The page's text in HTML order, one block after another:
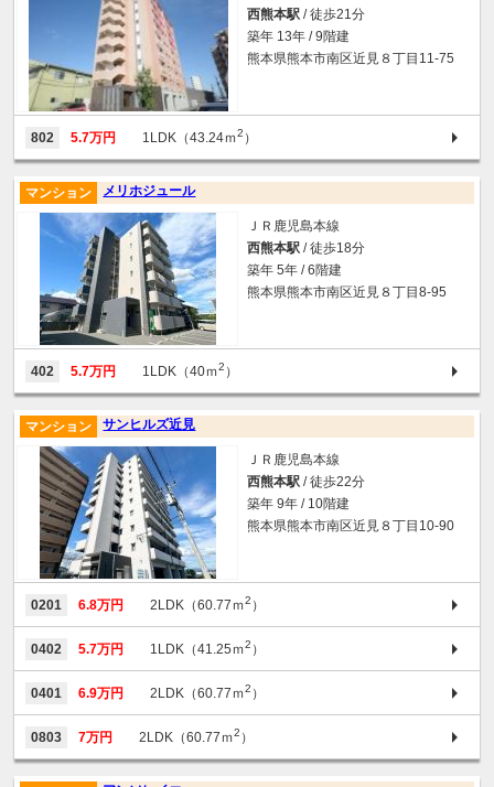
西熊本駅 / 徒歩21分
築年 13年 / 9階建
熊本県熊本市南区近見８丁目11-75
802 5.7万円 1LDK（43.24ｍ2 ）
メリホジュール
マンション
ＪＲ鹿児島本線
西熊本駅 / 徒歩18分
築年 5年 / 6階建
熊本県熊本市南区近見８丁目8-95
402 5.7万円 1LDK（40ｍ2 ）
サンヒルズ近見
マンション
ＪＲ鹿児島本線
西熊本駅 / 徒歩22分
築年 9年 / 10階建
熊本県熊本市南区近見８丁目10-90
0201 6.8万円 2LDK（60.77ｍ2 ）
0402 5.7万円 1LDK（41.25ｍ2 ）
0401 6.9万円 2LDK（60.77ｍ2 ）
0803 7万円 2LDK（60.77ｍ2 ）